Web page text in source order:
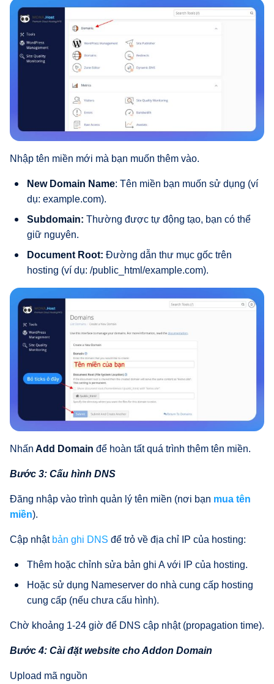
Nhập tên miền mới mà bạn muốn thêm vào.
New Domain Name: Tên miền bạn muốn sử dụng (ví
dụ: example.com).
Subdomain: Thường được tự động tạo, bạn có thể
giữ nguyên.
Document Root: Đường dẫn thư mục gốc trên
hosting (ví dụ: /public_html/example.com).
Nhấn Add Domain để hoàn tất quá trình thêm tên miền.
Bước 3: Cấu hình DNS
Đăng nhập vào trình quản lý tên miền (nơi bạn mua tên
miền).
Cập nhật bản ghi DNS để trỏ về địa chỉ IP của hosting:
Thêm hoặc chỉnh sửa bản ghi A với IP của hosting.
Hoặc sử dụng Nameserver do nhà cung cấp hosting
cung cấp (nếu chưa cấu hình).
Chờ khoảng 1-24 giờ để DNS cập nhật (propagation time).
Bước 4: Cài đặt website cho Addon Domain
Upload mã nguồn